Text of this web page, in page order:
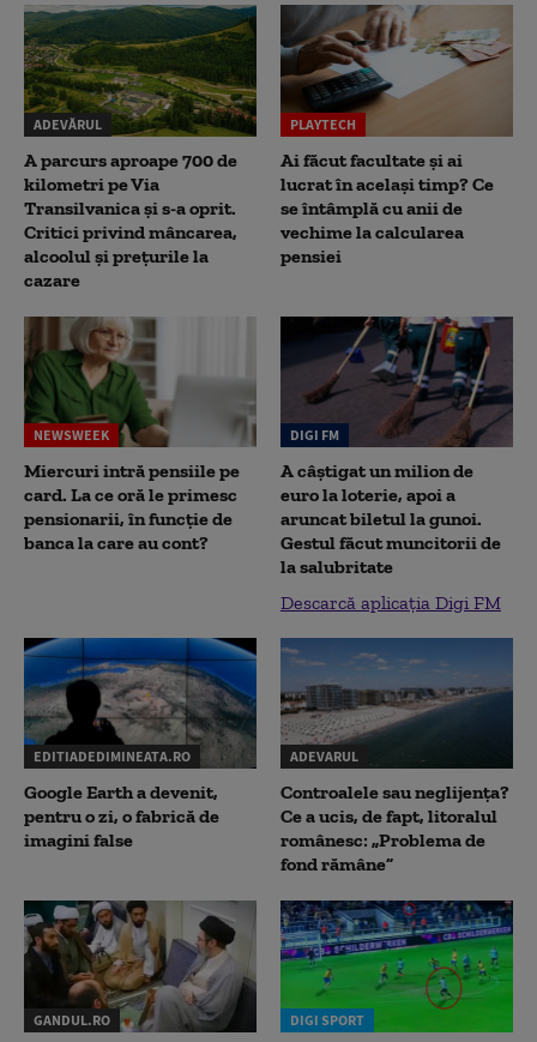
ADEVĂRUL
A parcurs aproape 700 de
kilometri pe Via
Transilvanica și s-a oprit.
Critici privind mâncarea,
alcoolul și prețurile la
cazare
PLAYTECH
Ai făcut facultate și ai
lucrat în același timp? Ce
se întâmplă cu anii de
vechime la calcularea
pensiei
NEWSWEEK
Miercuri intră pensiile pe
card. La ce oră le primesc
pensionarii, în funcție de
banca la care au cont?
DIGI FM
A câștigat un milion de
euro la loterie, apoi a
aruncat biletul la gunoi.
Gestul făcut muncitorii de
la salubritate
Descarcă aplicația Digi FM
EDITIADEDIMINEATA.RO
Google Earth a devenit,
pentru o zi, o fabrică de
imagini false
ADEVARUL
Controalele sau neglijența?
Ce a ucis, de fapt, litoralul
românesc: „Problema de
fond rămâne”
GANDUL.RO DIGI SPORT